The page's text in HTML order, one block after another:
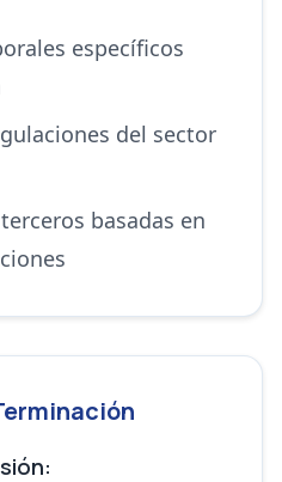
específicos
del sector
basadas en